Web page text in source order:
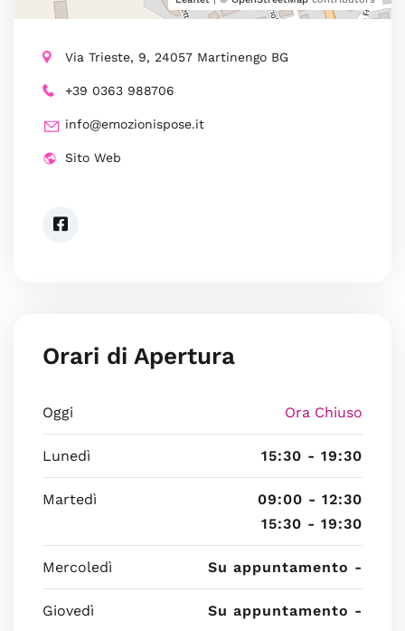
Via Trieste, 9, 24057 Martinengo BG
+39 0363 988706
info@emozionispose.it
Sito Web
Orari di Apertura
Oggi Ora Chiuso
Lunedì 15:30 - 19:30
Martedì
09:00 - 12:30
15:30 - 19:30
Mercoledì Su appuntamento -
Giovedì Su appuntamento -